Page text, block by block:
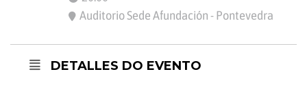
Auditorio Sede Afundación - Pontevedra
DETALLES DO EVENTO